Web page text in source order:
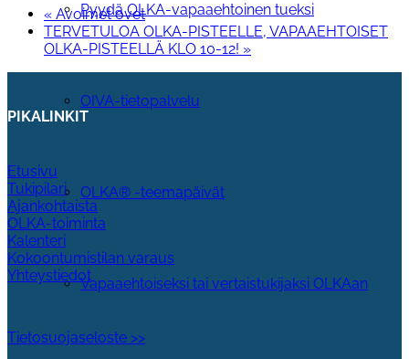
Pyydä OLKA-vapaaehtoinen tueksi
OIVA-tietopalvelu
OLKA® -teemapäivät
Vapaaehtoiseksi tai vertaistukijaksi OLKAan
« Avoimet ovet
TERVETULOA OLKA-PISTEELLE, VAPAAEHTOISET
OLKA-PISTEELLÄ KLO 10-12! »
PIKALINKIT
Etusivu
Tukipilari
Ajankohtaista
OLKA-toiminta
Kalenteri
Kokoontumistilan varaus
Yhteystiedot
Tietosuojaseloste >>